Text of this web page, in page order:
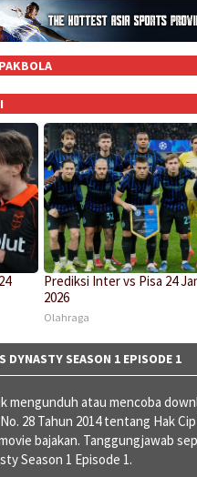
Prediksi Inter vs Pisa 24
2026
Olahraga
DYNASTY SEASON 1 EPISODE 1
mengunduh atau mencoba
28 Tahun 2014 tentang Hak
bajakan. Tanggungjawab
Season 1 Episode 1.